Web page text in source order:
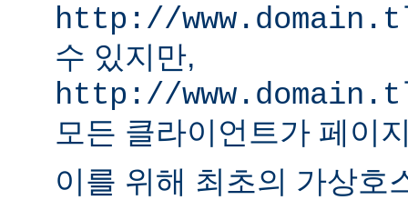
http://
수 있지만,
http://
모든 클라이언트가 페이
이를 위해 최초의 가상호